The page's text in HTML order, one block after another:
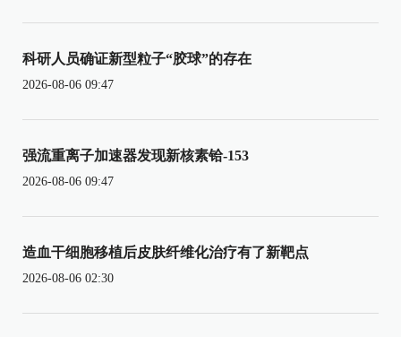
科研人员确证新型粒子“胶球”的存在
2026-08-06 09:47
强流重离子加速器发现新核素铪-153
2026-08-06 09:47
造血干细胞移植后皮肤纤维化治疗有了新靶点
2026-08-06 02:30